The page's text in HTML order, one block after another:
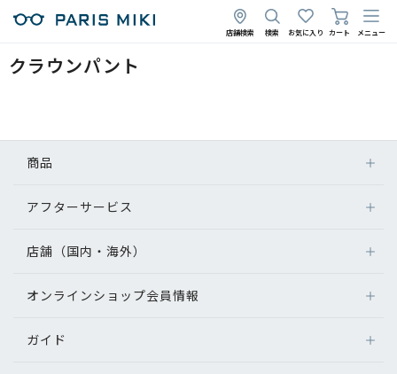
店舗検索 検索 お気に入り カート メニュー
クラウンパント
商品
アフターサービス
店舗（国内・海外）
オンラインショップ会員情報
ガイド